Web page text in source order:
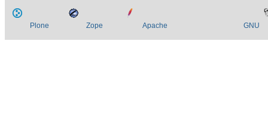
Plone Zope Apache GNU